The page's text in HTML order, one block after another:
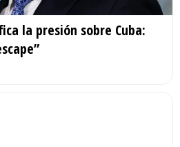
la presión sobre Cuba: